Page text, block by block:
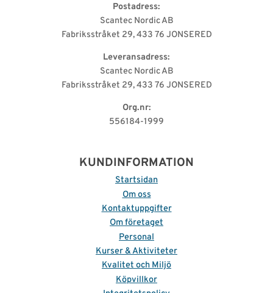
Postadress:
Scantec Nordic AB
Fabriksstråket 29, 433 76 JONSERED
Leveransadress:
Scantec Nordic AB
Fabriksstråket 29, 433 76 JONSERED
Org.nr:
556184-1999
KUNDINFORMATION
Startsidan
Om oss
Kontaktuppgifter
Om företaget
Personal
Kurser & Aktiviteter
Kvalitet och Miljö
Köpvillkor